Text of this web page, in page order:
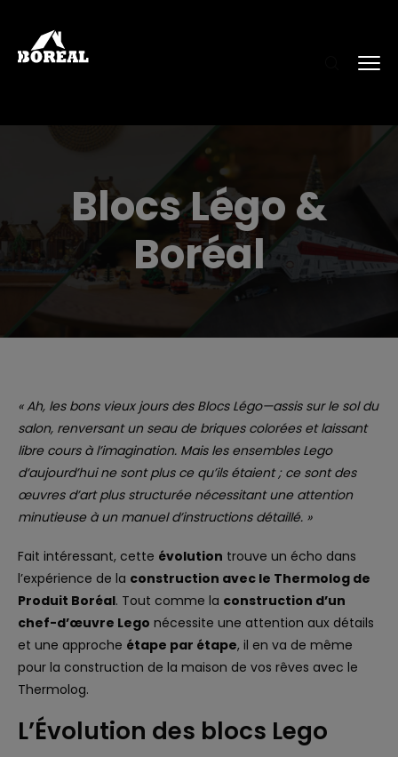
Blocs Légo &
Boréal
« Ah, les bons vieux jours des Blocs Légo—assis sur le sol du
salon, renversant un seau de briques colorées et laissant
libre cours à l’imagination. Mais les ensembles Lego
d’aujourd’hui ne sont plus ce qu’ils étaient ; ce sont des
œuvres d’art plus structurée nécessitant une attention
minutieuse à un manuel d’instructions détaillé. »
Fait intéressant, cette évolution trouve un écho dans
l’expérience de la construction avec le Thermolog de
Produit Boréal. Tout comme la construction d’un
chef-d’œuvre Lego nécessite une attention aux détails
et une approche étape par étape, il en va de même
pour la construction de la maison de vos rêves avec le
Thermolog.
L’Évolution des blocs Lego